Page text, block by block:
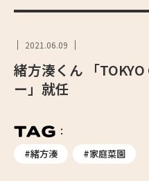
2021.06.09
緒方湊くん 「
ー」就任
#緒方湊 #家庭菜園